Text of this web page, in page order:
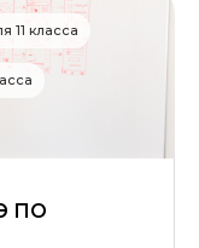
11 класса
ПО